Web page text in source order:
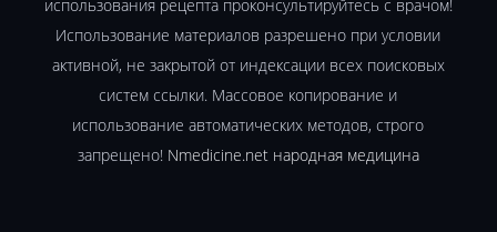
использования рецепта проконсультируйтесь с врачом!
Использование материалов разрешено при условии
активной, не закрытой от индексации всех поисковых
систем ссылки. Массовое копирование и
использование автоматических методов, строго
запрещено! Nmedicine.net народная медицина